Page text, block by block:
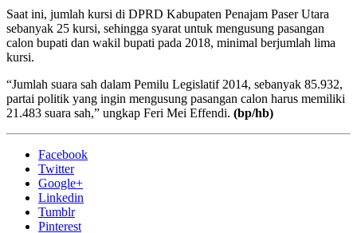
Saat ini, jumlah kursi di DPRD Kabupaten Penajam Paser Utara
sebanyak 25 kursi, sehingga syarat untuk mengusung pasangan
calon bupati dan wakil bupati pada 2018, minimal berjumlah lima
kursi.
“Jumlah suara sah dalam Pemilu Legislatif 2014, sebanyak 85.932,
partai politik yang ingin mengusung pasangan calon harus memiliki
21.483 suara sah,” ungkap Feri Mei Effendi. (bp/hb)
Facebook
Twitter
Google+
Linkedin
Tumblr
Pinterest